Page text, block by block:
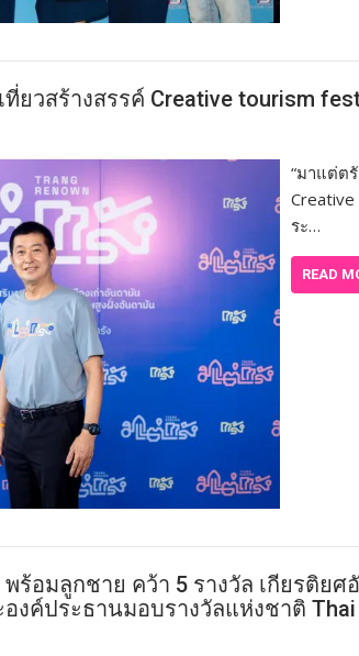
ที่ยวสร้างสรรค์ Creative tourism
“มาแต่ต
ระ…
READ
ร้อมลูกชาย คว้า 5 รางวัล เกียรติยศ
งค์ประธานมอบรางวัลแห่งชาติ Thai